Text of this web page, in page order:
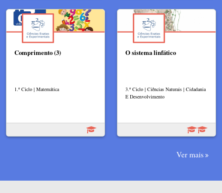
Comprimento (3)
1.º Ciclo | Matemática
O sistema linfático
3.º Ciclo | Ciências Naturais | Cidadania
E Desenvolvimento
Ver mais